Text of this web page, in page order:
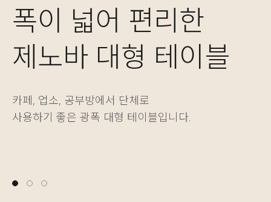
폭이 넓어 편리한
제노바 대형 테이블
카페, 업소, 공부방에서 단체로
사용하기 좋은 광폭 대형 테이블입니다.
실용적인 수납 설계,
제노바 책장겸 수납장
보기에도 좋고 실용성도 놓치지 않은 제노바 책장은
다양한 물건을 깔끔하게 정리하는 재미를 더해줍니다.
자유로운 높이 조절
NEW! 싱글/듀얼 모
베이직한 2가지 컬러와 5가지 사이즈의 모션데스크는
나에게 딱 맞는 높이를 자유롭게 설정할 수 있습니다.
폭이 넓어 편리한
제노바 대형 테이블
카페, 업소, 공부방에서 단체로
사용하기 좋은 광폭 대형 테이블입니다.